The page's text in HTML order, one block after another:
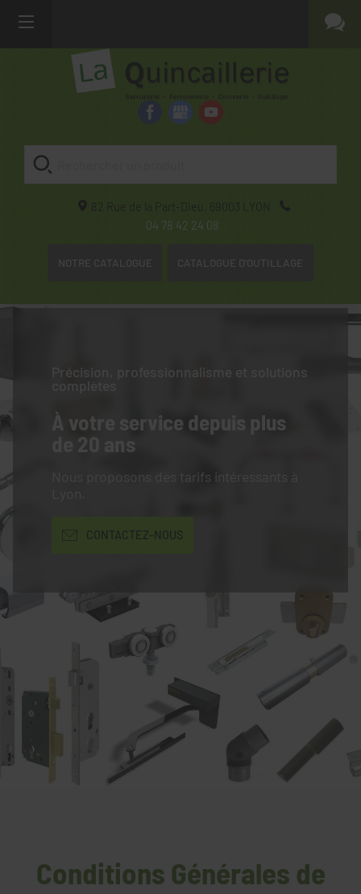
82 Rue de la Part-Dieu, 69003
LYON
04 78 42 24 08
NOTRE CATALOGUE CATALOGUE D'OUTILLAGE
Précision, professionnalisme et solutions
complètes
À votre service depuis plus
de 20 ans
Nous proposons des tarifs intéressants à
CONTACTEZ-NOUS
Conditions Générales de